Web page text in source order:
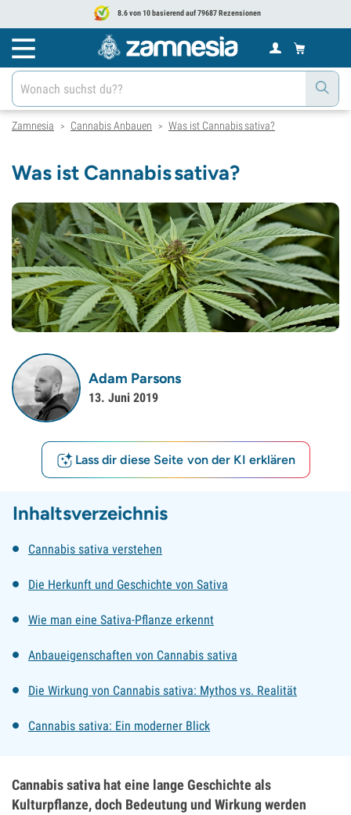
8.6 von 10 basierend auf 79687 Rezensionen
Zamnesia > Cannabis Anbauen > Was ist Cannabis sativa?
Was ist Cannabis sativa?
Adam Parsons
13. Juni 2019
Lass dir diese Seite von der KI erklären
Inhaltsverzeichnis
Cannabis sativa verstehen
Die Herkunft und Geschichte von Sativa
Wie man eine Sativa-Pflanze erkennt
Anbaueigenschaften von Cannabis sativa
Die Wirkung von Cannabis sativa: Mythos vs. Realität
Cannabis sativa: Ein moderner Blick
Cannabis sativa hat eine lange Geschichte als
Kulturpflanze, doch Bedeutung und Wirkung werden